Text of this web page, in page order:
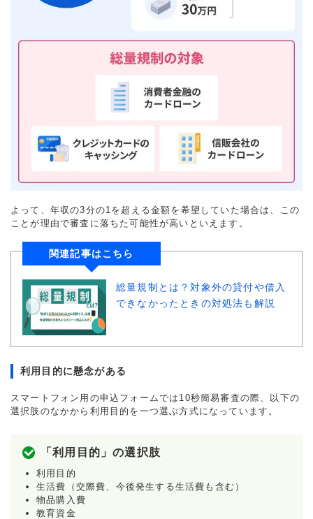
よって、年収の3分の1を超える金額を希望していた場合は、この
ことが理由で審査に落ちた可能性が高いといえます。
関連記事はこちら
総量規制とは？対象外の貸付や借入
できなかったときの対処法も解説
利用目的に懸念がある
スマートフォン用の申込フォームでは10秒簡易審査の際、以下の
選択肢のなかから利用目的を一つ選ぶ方式になっています。
「利用目的」の選択肢
利用目的
生活費（交際費、今後発生する生活費も含む）
物品購入費
教育資金